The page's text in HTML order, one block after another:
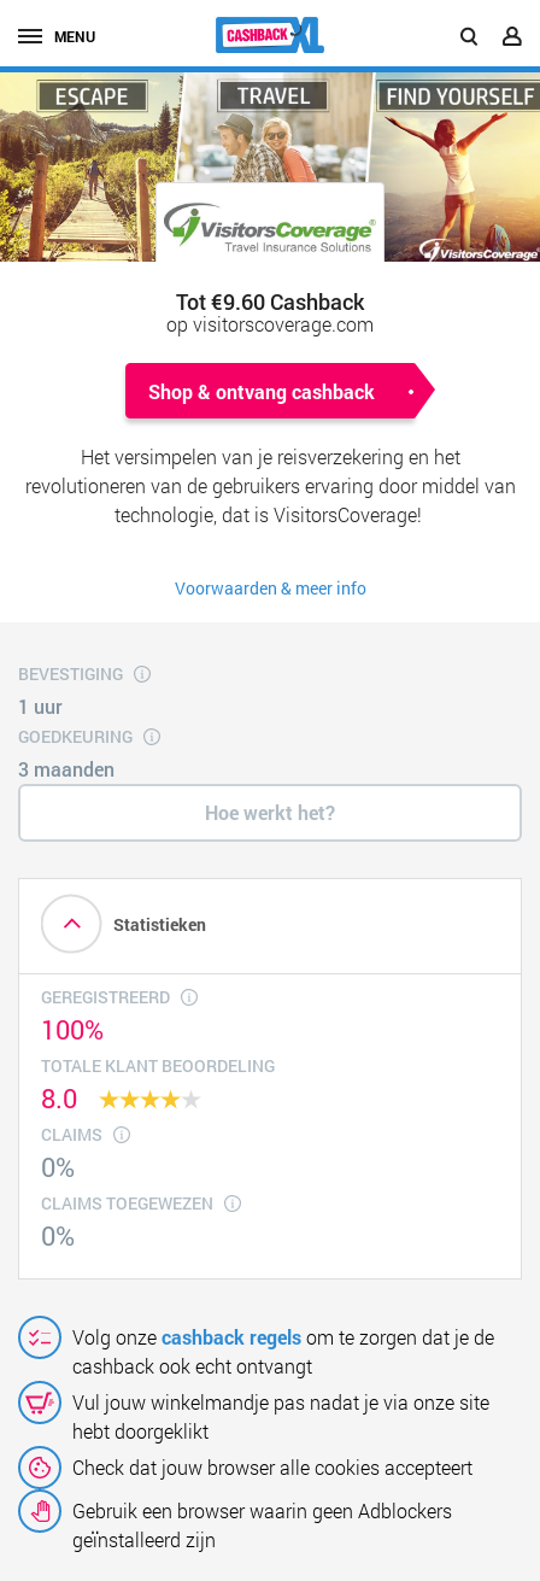
MENU
Tot €9.60 Cashback
op visitorscoverage.com
Shop & ontvang cashback
Het versimpelen van je reisverzekering en het
revolutioneren van de gebruikers ervaring door middel van
technologie, dat is VisitorsCoverage!
Voorwaarden & meer info
BEVESTIGING
1 uur
GOEDKEURING
3 maanden
Hoe werkt het?
Statistieken
GEREGISTREERD
100%
TOTALE KLANT BEOORDELING
8.0
CLAIMS
0%
CLAIMS TOEGEWEZEN
0%
Volg onzecashback regelsom te zorgen dat je de
cashback ook echt ontvangt
Vul jouw winkelmandje pas nadat je via onze site
hebt doorgeklikt
Check dat jouw browser alle cookies accepteert
Gebruik een browser waarin geen Adblockers
geïnstalleerd zijn